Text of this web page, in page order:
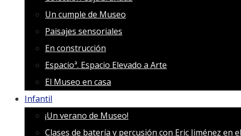
Un cumple de Museo
Paisajes sensoriales
En construcción
Espacioª. Espacio Elevado a Arte
El Museo en casa
Infantil
¡Un verano de Museo!
Clases de batería y percusión con Eric Jiménez en